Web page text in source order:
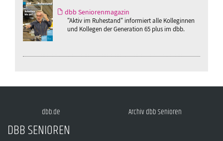
dbb Seniorenmagazin
"Aktiv im Ruhestand" informiert alle Kolleginnen
und Kollegen der Generation 65 plus im dbb.
dbb.de Archiv dbb Senioren
DBB SENIOREN